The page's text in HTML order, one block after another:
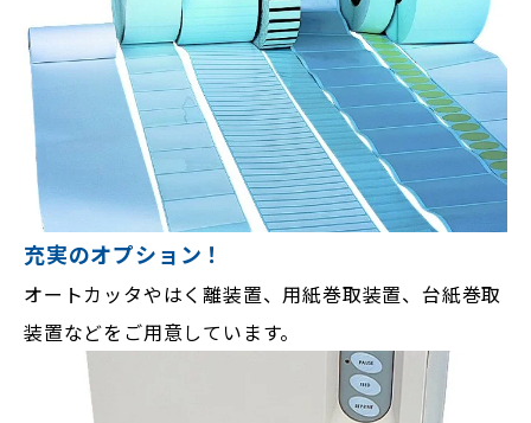
充実のオプション！
オートカッタやはく離装置、用紙巻取装置、台紙巻取
装置などをご用意しています。